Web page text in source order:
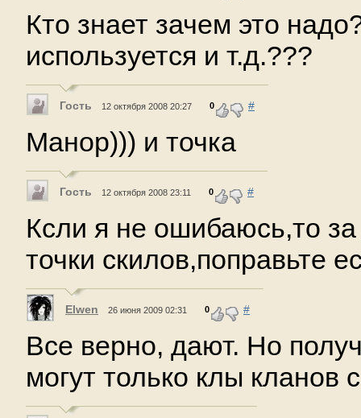
Кто знает зачем это
используется и т.д.???
Гость 12 октября 2008 20:27 0 #
Манор))) и точка
Гость 12 октября 2008 23:11 0 #
Ксли я не ошибаюсь,то
точки скилов,поправьте
Elwen 26 июня 2009 02:31 0 #
Все верно, дают. Но
могут только клы кланов